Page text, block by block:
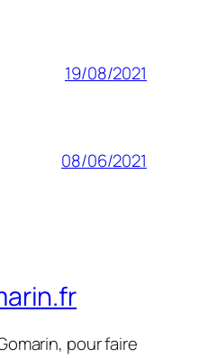
19/08/2021
08/06/2021
pour faire